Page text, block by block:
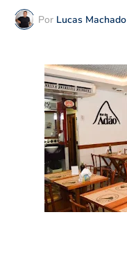
Por Lucas Machado